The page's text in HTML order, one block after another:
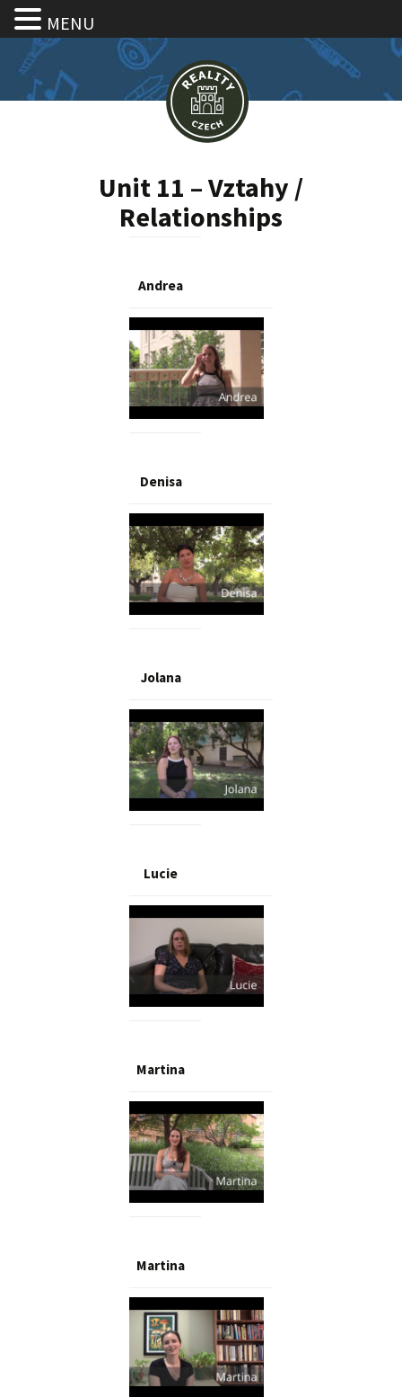
Unit 11 – Vztahy /
Relationships
Andrea
Denisa
Jolana
Lucie
Martina
Martina
MENU